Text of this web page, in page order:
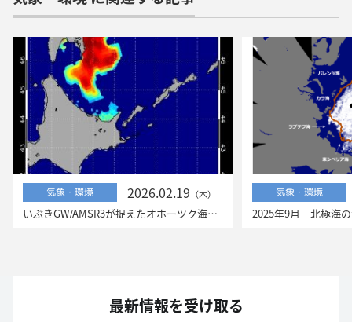
気象・環境 2026.02.19 （木）
いぶきGW/AMSR3が捉えたオホーツク海の流氷
気象・環境
最新情報を受け取る